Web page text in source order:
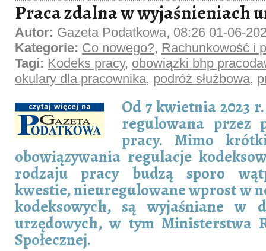
Praca zdalna w wyjaśnieniach
Autor: Gazeta Podatkowa, 08:26 01-06-
Kategorie: Co nowego?, Rachunkowość i
Tagi: Kodeks pracy, obowiązki bhp
okulary dla pracownika, podróż służbowa,
Od 7 kwietnia 2023
regulowana przez
pracy. Mimo
obowiązywania regulacje
rodzaju pracy budzą sporo
kwestie, nieuregulowane wprost w
kodeksowych, są wyjaśniane w
urzędowych, w tym Ministerstwa
Społecznej.